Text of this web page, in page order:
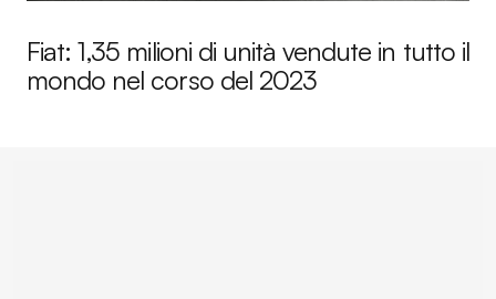
Fiat: 1,35 milioni di unità vendute in tutto il
mondo nel corso del 2023